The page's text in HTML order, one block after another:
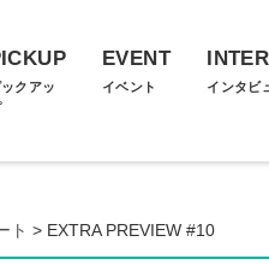
ックアッ
EVENT
イベント インタビ
ト > EXTRA PREVIEW #10